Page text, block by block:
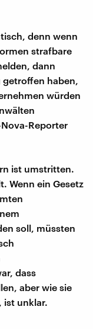
denn wenn
strafbare
dann
haben,
würden
Reporter
ist umstritten.
Wenn ein Gesetz
soll, müssten
dass
aber wie sie
ist unklar.